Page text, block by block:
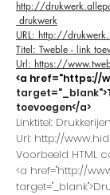
http://
drukwerk
URL: http://
Titel: Tweble - link
Url: https://
<a href="https://
toevoegen</a>
Linktitel: Drukkerijen
Url: http://
Voorbeeld HTML
<a href="http://